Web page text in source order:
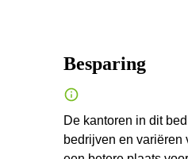
Besparing
De kantoren in dit
bedrijven en variëren